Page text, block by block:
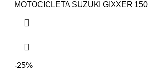
MOTOCICLETA SUZUKI GIXXER 150
-25%